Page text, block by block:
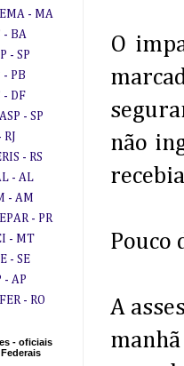
O
não
Pouco
A
- MA
- BA
- SP
- PB
- DF
- SP
RJ
- RS
- AL
- AM
- PR
- MT
- SE
- AP
- RO
- oficiais